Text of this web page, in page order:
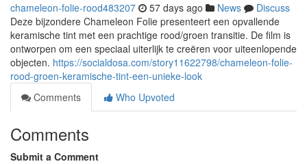
chameleon-folie-rood483207 57 days ago News
Discuss
Deze bijzondere Chameleon Folie presenteert een opvallende
keramische tint met een prachtige rood/groen transitie. De film is
ontworpen om een speciaal uiterlijk te creëren voor uiteenlopende
objecten. https://socialdosa.com/story11622798/chameleon-folie-
rood-groen-keramische-tint-een-unieke-look
Comments
Who Upvoted
Comments
Submit a Comment